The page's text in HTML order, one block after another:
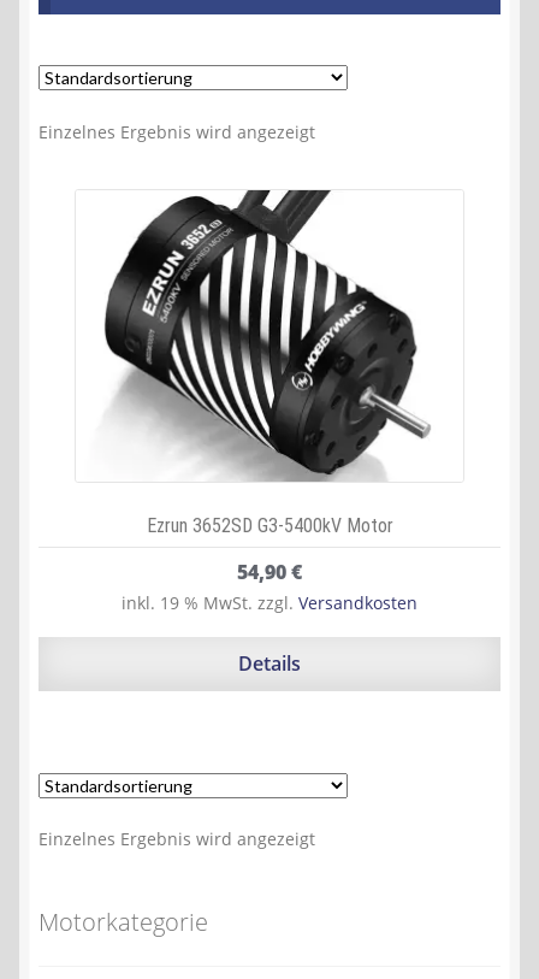
Einzelnes Ergebnis wird angezeigt
Ezrun 3652SD G3-5400kV Motor
54,90€
inkl. 19 % MwSt. zzgl. Versandkosten
Details
Einzelnes Ergebnis wird angezeigt
Motorkategorie